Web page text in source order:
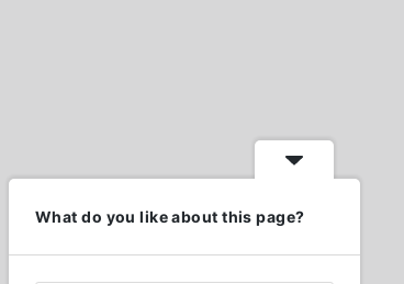
What do you like about this page?